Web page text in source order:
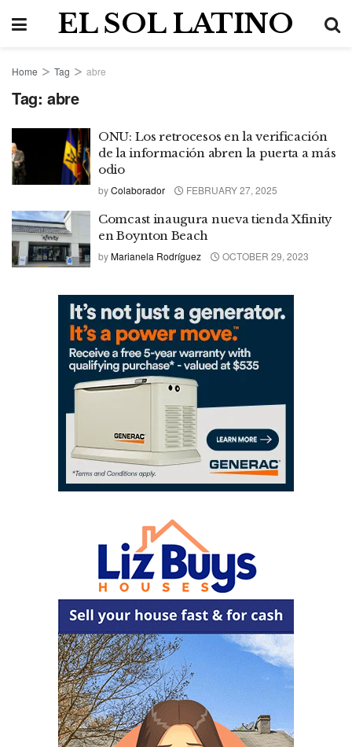
EL SOL LATINO
Home Tag abre
Tag: abre
ONU: Los retrocesos en la verificación
de la información abren la puerta a más
odio
byColaborador FEBRUARY 27, 2025
Comcast inaugura nueva tienda Xfinity
en Boynton Beach
byMarianela Rodríguez OCTOBER 29, 2023